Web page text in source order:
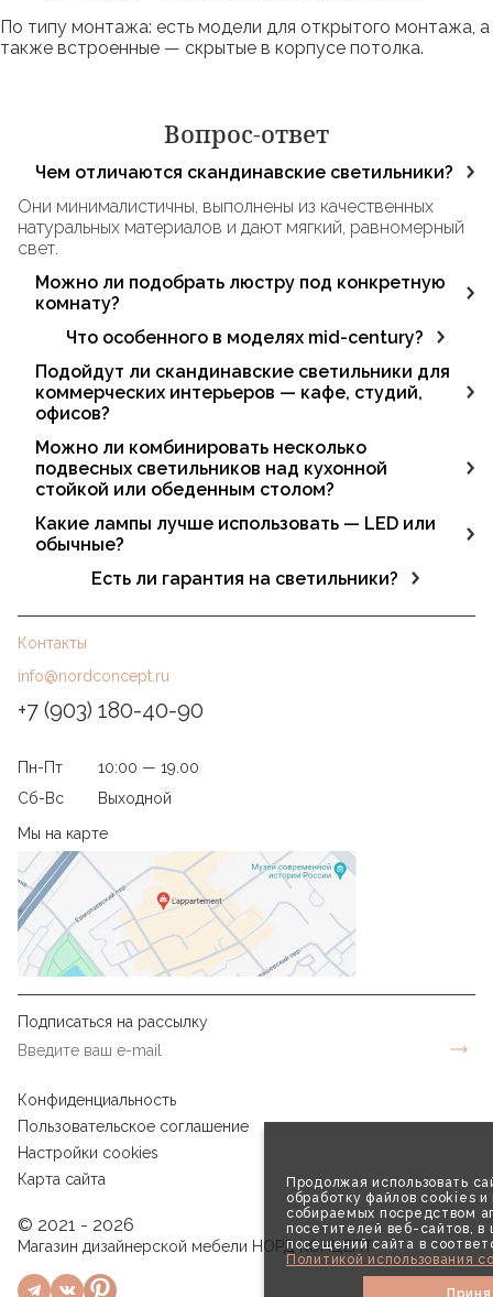
Продолжая использовать
обработку файлов cookies и
собираемых посредством
посетителей веб-сайтов, в
посещений сайта в
Политикой использования
По типу монтажа: есть модели для открытого монтажа, а
также встроенные — скрытые в корпусе потолка.
Вопрос-ответ
Чем отличаются скандинавские светильники?
Они минималистичны, выполнены из качественных
натуральных материалов и дают мягкий, равномерный
свет.
Можно ли подобрать люстру под конкретную
комнату?
Да, в ассортименте есть модели для гостиной, спальни,
Что особенного в моделях mid-century?
Формы с ретро-нотками, глянцевые поверхности,
латунные акценты. Такие люстры функциональны и
становятся центром внимания.
Подойдут ли скандинавские светильники для
коммерческих интерьеров — кафе, студий,
офисов?
Да, благодаря универсальному дизайну они
гармонично вписываются в рестораны, буфеты, лобби
и рабочие пространства.
Можно ли комбинировать несколько
подвесных светильников над кухонной
стойкой или обеденным столом?
Да. Модели одного цвета, но разной формы или
высоты позволяют создать выразительную световую
Какие лампы лучше использовать — LED или
обычные?
Рекомендуются LED-лампы — они экономичны, дают
Есть ли гарантия на светильники?
Да, на все светильники L'appartement
распространяется официальная гарантия,
подтверждающая качество и надёжность продукции.
Контакты
info@nordconcept.ru
+7 (903) 180-40-90
Пн-Пт
10:00 — 19.00
Сб-Вс
Выходной
Мы на карте
Подписаться на рассылку
Конфиденциальность
Пользовательское соглашение
Настройки cookies
Карта сайта
© 2021 - 2026
Магазин дизайнерской мебели НОРД КОНЦЕПТ